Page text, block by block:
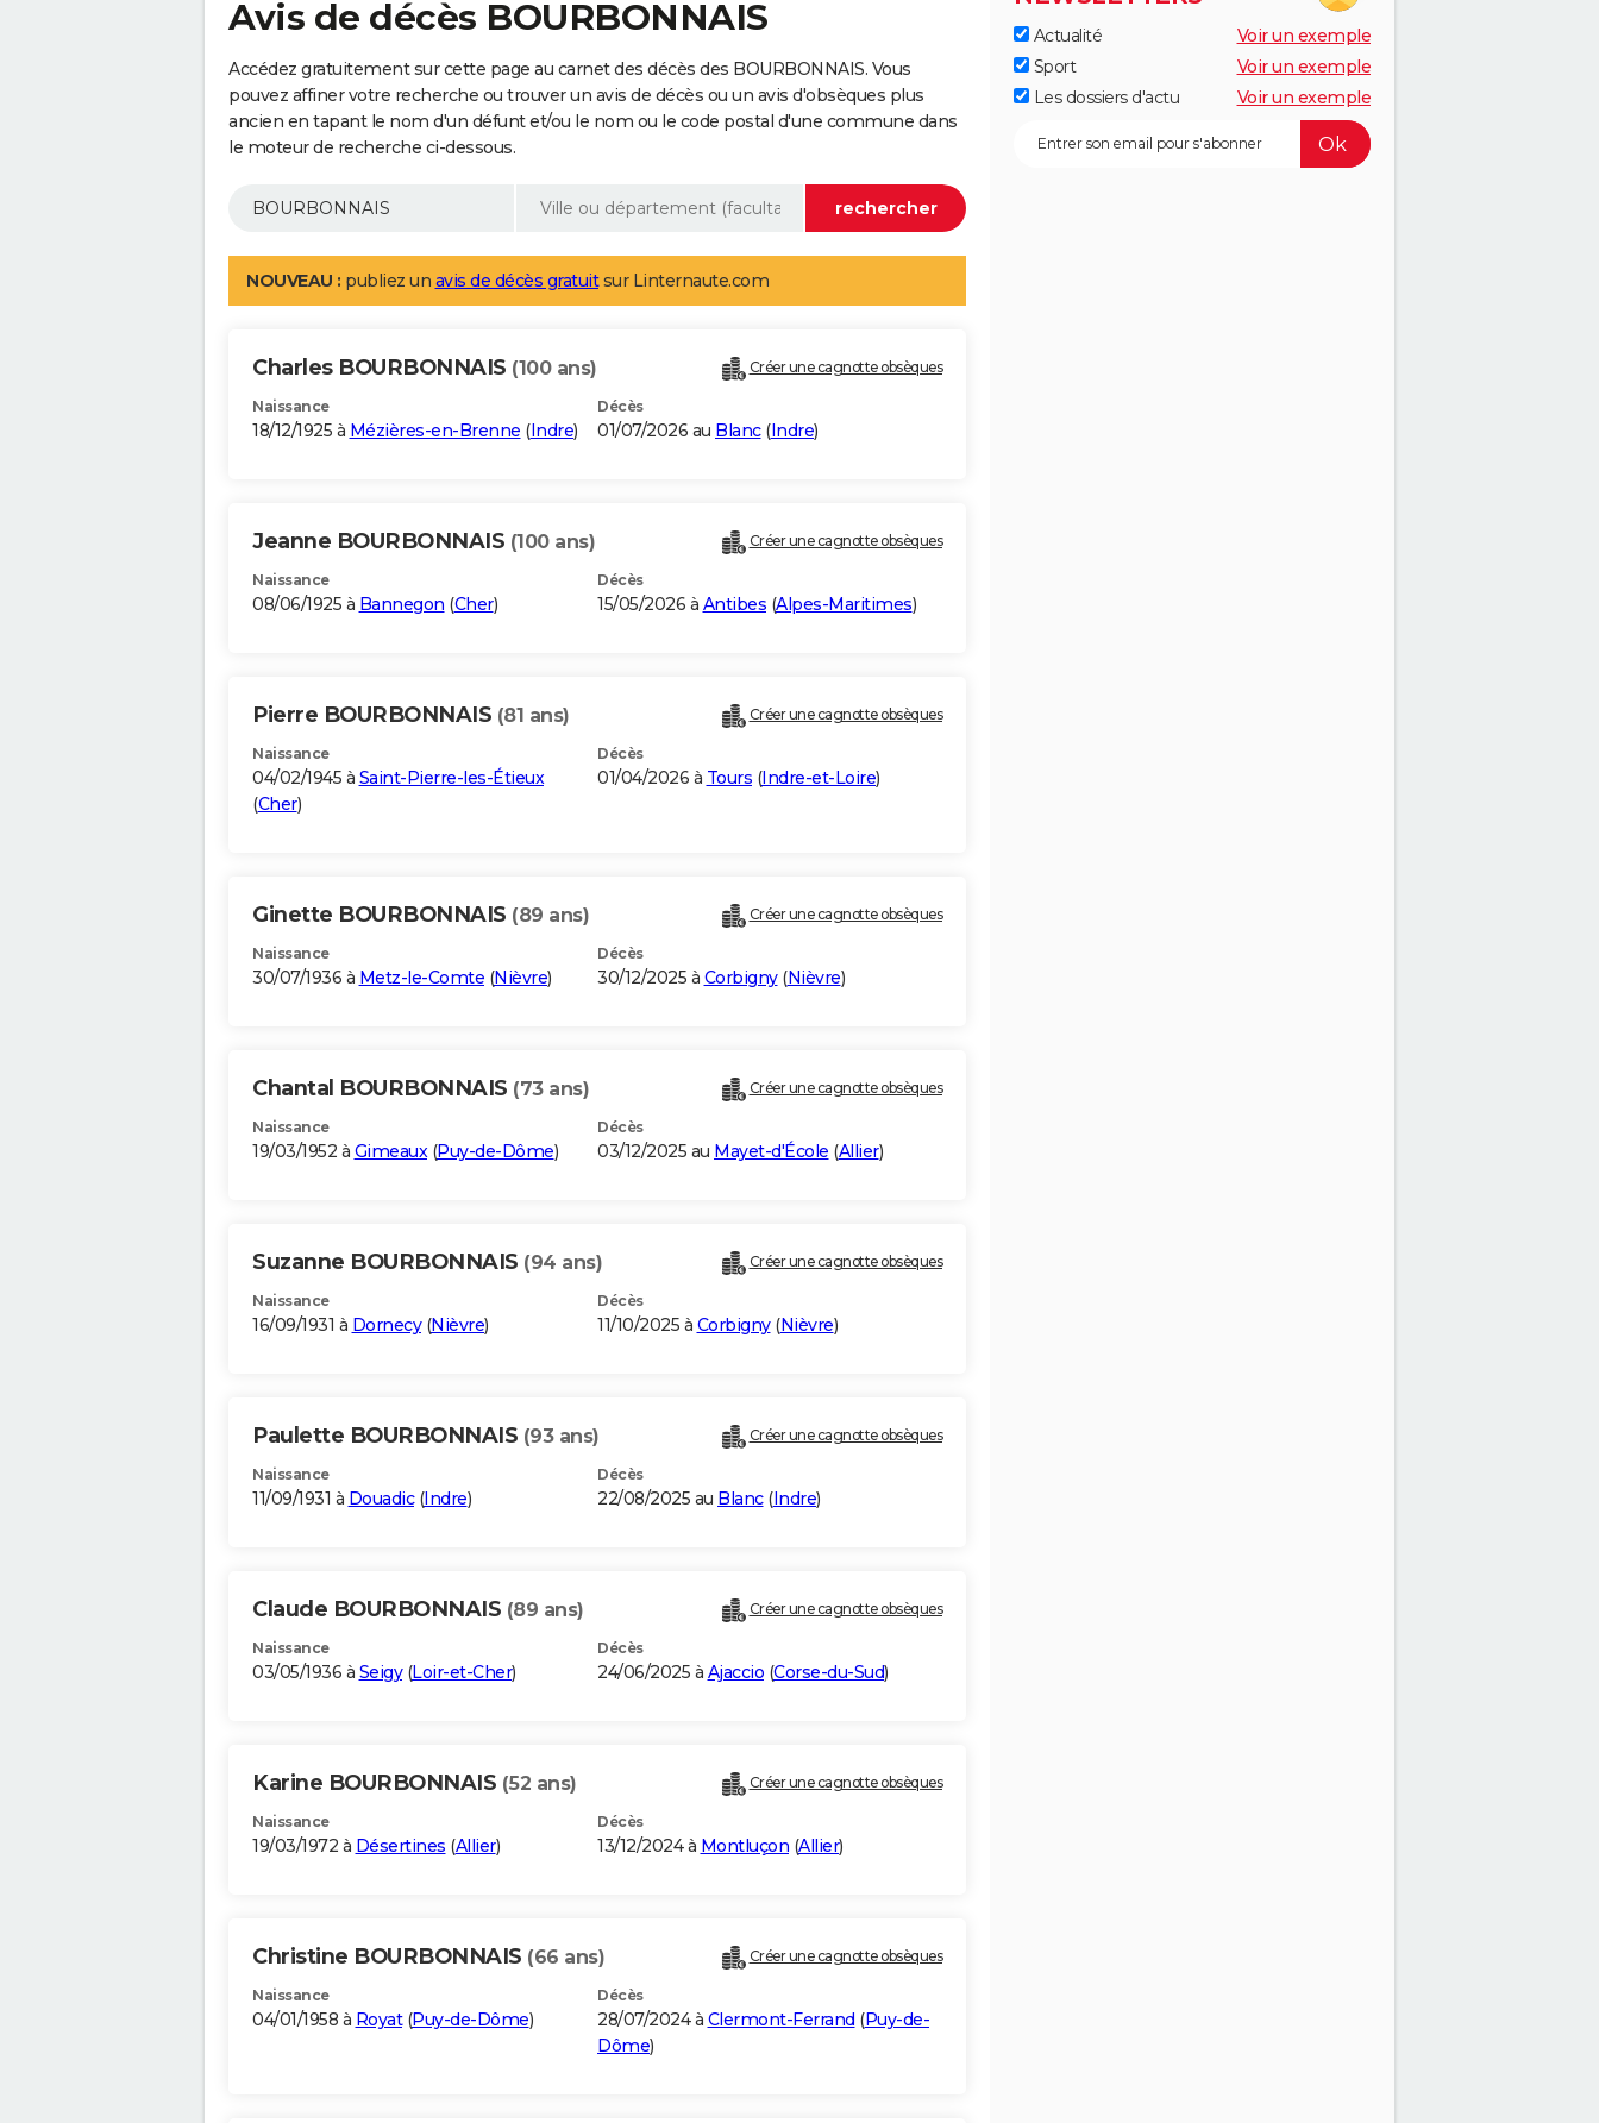
Avis de décès BOURBONNAIS
Accédez gratuitement sur cette page au carnet des décès des BOURBONNAIS. Vous
pouvez affiner votre recherche ou trouver un avis de décès ou un avis d'obsèques plus
ancien en tapant le nom d'un défunt et/ou le nom ou le code postal d'une commune dans
le moteur de recherche ci-dessous.
NOUVEAU : publiez un avis de décès gratuitsur Linternaute.com
Charles BOURBONNAIS (100 ans) Créer une cagnotte obsèques
Naissance
18/12/1925 à Mézières-en-Brenne (Indre)
Décès
01/07/2026 au Blanc(Indre)
Jeanne BOURBONNAIS (100 ans) Créer une cagnotte obsèques
Naissance
08/06/1925 à Bannegon (Cher)
Décès
15/05/2026 à Antibes (Alpes-Maritimes)
Pierre BOURBONNAIS (81 ans) Créer une cagnotte obsèques
Naissance
04/02/1945 à Saint-Pierre-les-Étieux
(Cher)
Décès
01/04/2026 à Tours (Indre-et-Loire)
Ginette BOURBONNAIS (89 ans) Créer une cagnotte obsèques
Naissance
30/07/1936 à Metz-le-Comte (Nièvre)
Décès
30/12/2025 à Corbigny(Nièvre)
Chantal BOURBONNAIS (73 ans) Créer une cagnotte obsèques
Naissance
19/03/1952 à Gimeaux(Puy-de-Dôme)
Décès
03/12/2025 au Mayet-d'École (Allier)
Suzanne BOURBONNAIS (94 ans) Créer une cagnotte obsèques
Naissance
16/09/1931 à Dornecy(Nièvre)
Décès
11/10/2025 à Corbigny(Nièvre)
Paulette BOURBONNAIS (93 ans) Créer une cagnotte obsèques
Naissance
11/09/1931 à Douadic(Indre)
Décès
22/08/2025 au Blanc(Indre)
Claude BOURBONNAIS (89 ans) Créer une cagnotte obsèques
Naissance
03/05/1936 à Seigy(Loir-et-Cher)
Décès
24/06/2025 à Ajaccio (Corse-du-Sud)
Karine BOURBONNAIS (52 ans) Créer une cagnotte obsèques
Naissance
19/03/1972 à Désertines (Allier)
Décès
13/12/2024 à Montluçon (Allier)
Christine BOURBONNAIS (66 ans) Créer une cagnotte obsèques
Naissance
04/01/1958 à Royat(Puy-de-Dôme)
Décès
28/07/2024 à Clermont-Ferrand (Puy-de-
Dôme)
Actualité
Voir un exemple
Sport
Voir un exemple
Les dossiers d'actu
Voir un exemple